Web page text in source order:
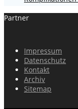
Partner
Impressum
Datenschutz
Kontakt
Archiv
Sitemap